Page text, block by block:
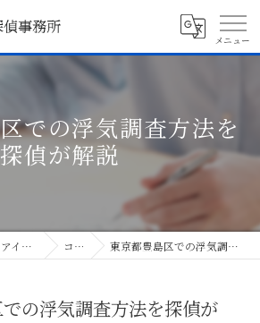
での浮気調査方法を
探偵が解説
東京近郊の探偵ならアイピーユー探偵事務所 コラム 東京都豊島区での浮気調査方法を探偵が解説
の浮気調査方法を探偵が